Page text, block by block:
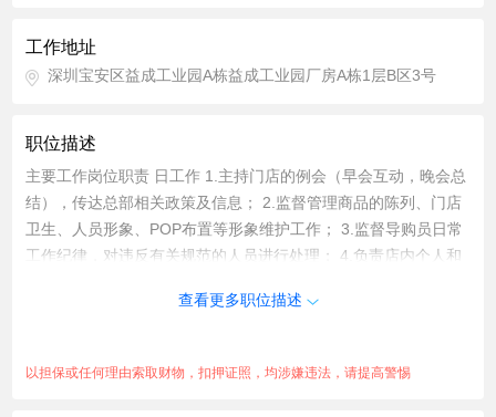
工作地址
深圳宝安区益成工业园A栋益成工业园厂房A栋1层B区3号
职位描述
主要工作岗位职责 日工作 1.主持门店的例会（早会互动，晚会总
结），传达总部相关政策及信息； 2.监督管理商品的陈列、门店
卫生、人员形象、POP布置等形象维护工作； 3.监督导购员日常
工作纪律，对违反有关规范的人员进行处理； 4.负责店内个人和
协助店员促单，达成团队销售目标； 6.负责门店固定资产和设备
查看更多职位描述
以担保或任何理由索取财物，扣押证照，均涉嫌违法，请提高警惕